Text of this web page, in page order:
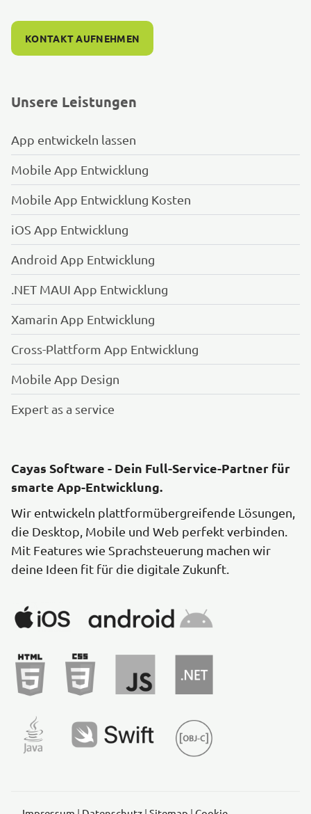
KONTAKT AUFNEHMEN
Unsere Leistungen
App entwickeln lassen
Mobile App Entwicklung
Mobile App Entwicklung Kosten
iOS App Entwicklung
Android App Entwicklung
.NET MAUI App Entwicklung
Xamarin App Entwicklung
Cross-Plattform App Entwicklung
Mobile App Design
Expert as a service
Cayas Software - Dein Full-Service-Partner für
smarte App-Entwicklung.
Wir entwickeln plattformübergreifende Lösungen,
die Desktop, Mobile und Web perfekt verbinden.
Mit Features wie Sprachsteuerung machen wir
deine Ideen fit für die digitale Zukunft.